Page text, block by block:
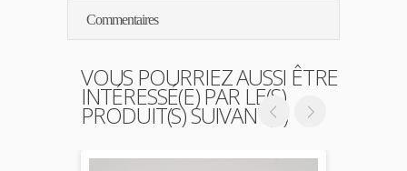
Commentaires
VOUS POURRIEZ AUSSI ÊTRE
INTÉRESSÉ(E) PAR LE(S)
PRODUIT(S) SUIVANT(S)